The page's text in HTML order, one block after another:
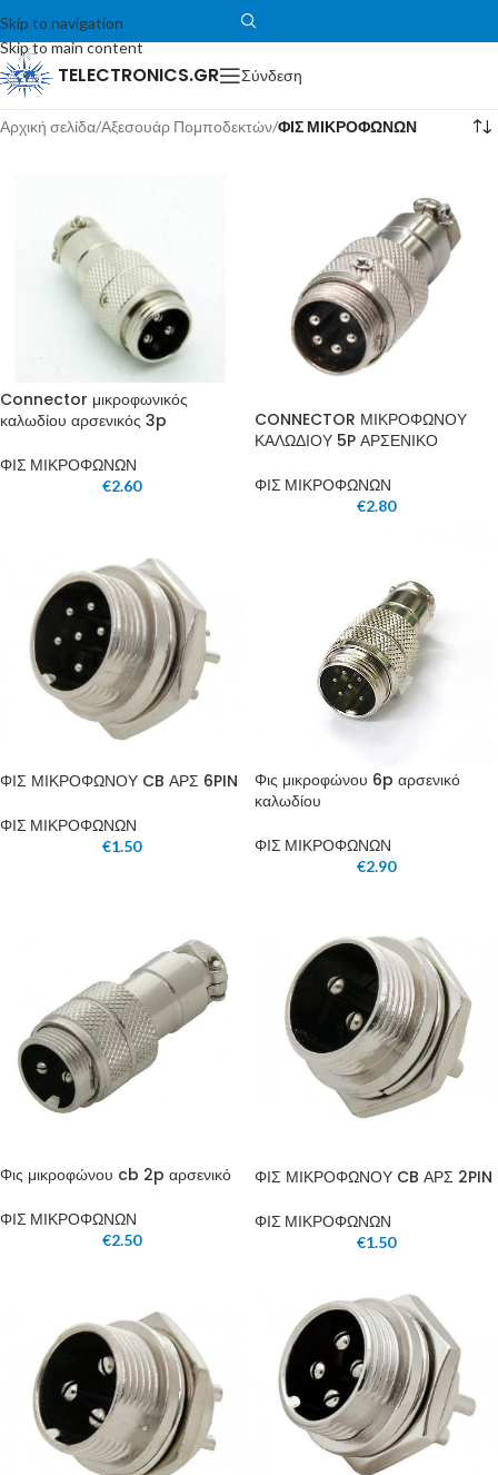
Skip to navigation
Skip to main content
TELECTRONICS.GR Σύνδεση
Αρχική σελίδα/Αξεσουάρ Πομποδεκτών/ΦΙΣ ΜΙΚΡΟΦΩΝΩΝ
Connector μικροφωνικός
καλωδίου αρσενικός 3p
ΦΙΣ ΜΙΚΡΟΦΩΝΩΝ
€2.60
CONNECTOR ΜΙΚΡΟΦΩΝΟΥ
ΚΑΛΩΔΙΟΥ 5P ΑΡΣΕΝΙΚΟ
ΦΙΣ ΜΙΚΡΟΦΩΝΩΝ
€2.80
ΦΙΣ ΜΙΚΡΟΦΩΝΟΥ CB ΑΡΣ 6PIN
ΦΙΣ ΜΙΚΡΟΦΩΝΩΝ
€1.50
Φις μικροφώνου 6p αρσενικό
καλωδίου
ΦΙΣ ΜΙΚΡΟΦΩΝΩΝ
€2.90
Φις μικροφώνου cb 2p αρσενικό
ΦΙΣ ΜΙΚΡΟΦΩΝΩΝ
€2.50
ΦΙΣ ΜΙΚΡΟΦΩΝΟΥ CB ΑΡΣ 2PIN
ΦΙΣ ΜΙΚΡΟΦΩΝΩΝ
€1.50